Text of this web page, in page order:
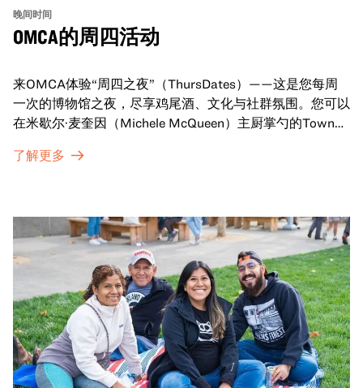
晚间时间
OMCA的周四活动
来OMCA体验“周四之夜”（ThursDates）——这是您每周
一次的博物馆之夜，尽享鸡尾酒、文化与社群氛围。您可以
在米歇尔·麦奎因（Michele McQueen）主厨掌勺的Town
探索那些在夜幕下焕发活力的展厅，那里将呈现快闪表演、
了解更多